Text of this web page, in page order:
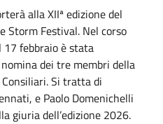
alla XIIª edizione del
Storm Festival. Nel corso
17 febbraio è stata
dei tre membri della
Si tratta di
e Paolo Domenichelli
giuria dell’edizione 2026.